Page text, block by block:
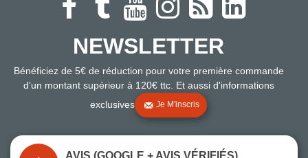
NEWSLETTER
Bénéficiez de 5€ de réduction pour votre première commande
d'un montant supérieur à 120€ ttc. Et aussi d'informations
exclusives
Je M'inscris